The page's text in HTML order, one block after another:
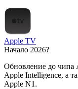
Apple TV
Начало 2026?
Обновление до чипа
Apple Intelligence, а
Apple N1.